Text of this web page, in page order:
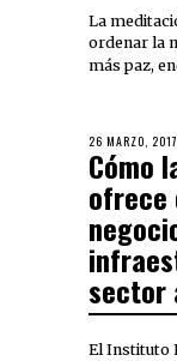
La
ordenar la
más paz,
26 MARZO, 2017
Cómo
ofrece
sector
El Instituto